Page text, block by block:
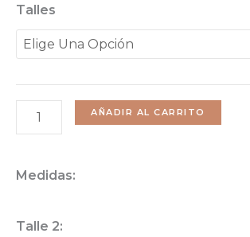
Era:
$2100.
Es:
$1680.
Talles
Blazer
Berna
-
Choco
AÑADIR AL CARRITO
Medidas:
Talle 2: